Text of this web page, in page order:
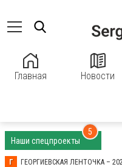
Главная Новости
Наши спецпроекты
5
Г ГЕОРГИЕВСКАЯ ЛЕНТОЧКА –